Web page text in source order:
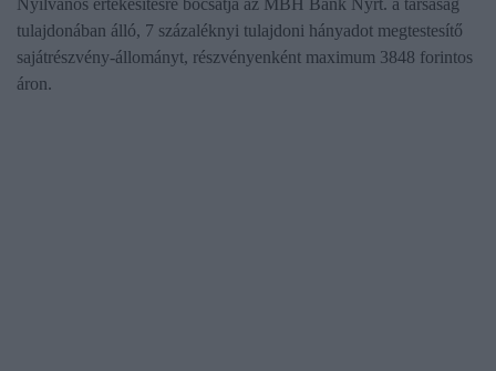
tulajdonában álló, 7 százaléknyi tulajdoni hányadot megtestesítő
sajátrészvény-állományt, részvényenként maximum 3848 forintos
áron.